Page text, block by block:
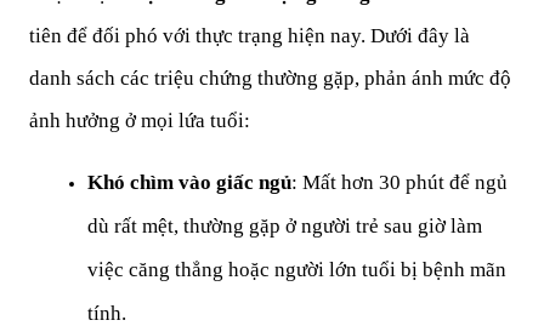
tiên để đối phó với thực trạng hiện nay. Dưới đây là
danh sách các triệu chứng thường gặp, phản ánh mức độ
ảnh hưởng ở mọi lứa tuổi:
Khó chìm vào giấc ngủ: Mất hơn 30 phút để ngủ
dù rất mệt, thường gặp ở người trẻ sau giờ làm
việc căng thẳng hoặc người lớn tuổi bị bệnh mãn
tính.